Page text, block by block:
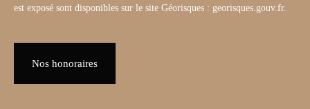
est exposé sont disponibles sur le site Géorisques : georisques.gouv.fr.
Nos honoraires